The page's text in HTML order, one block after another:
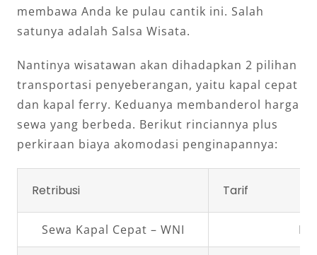
membawa Anda ke pulau cantik ini. Salah
satunya adalah Salsa Wisata.
Nantinya wisatawan akan dihadapkan 2 pilihan
transportasi penyeberangan, yaitu kapal cepat
dan kapal ferry. Keduanya membanderol harga
sewa yang berbeda. Berikut rinciannya plus
perkiraan biaya akomodasi penginapannya:
Retribusi Tarif
Sewa Kapal Cepat – WNI